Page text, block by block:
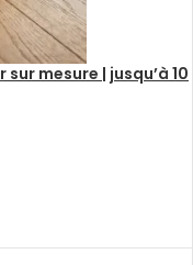
mesure | jusqu’à 10